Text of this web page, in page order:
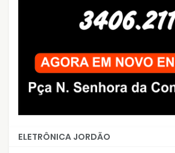
ELETRÔNICA JORDÃO